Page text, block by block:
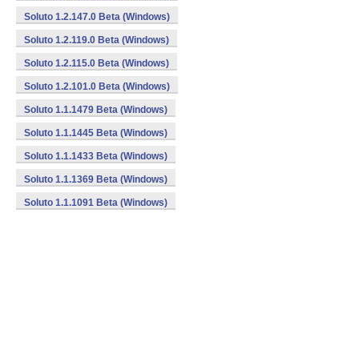
Soluto 1.2.147.0 Beta (Windows)
Soluto 1.2.119.0 Beta (Windows)
Soluto 1.2.115.0 Beta (Windows)
Soluto 1.2.101.0 Beta (Windows)
Soluto 1.1.1479 Beta (Windows)
Soluto 1.1.1445 Beta (Windows)
Soluto 1.1.1433 Beta (Windows)
Soluto 1.1.1369 Beta (Windows)
Soluto 1.1.1091 Beta (Windows)